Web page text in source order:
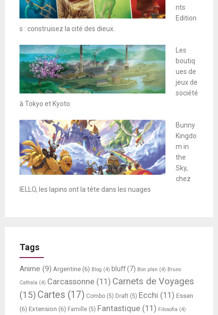
nts
Edition
s : construisez la cité des dieux.
Les
boutiq
ues de
jeux de
société
à Tokyo et Kyoto
Bunny
Kingdo
m in
the
Sky,
chez
IELLO, les lapins ont la tête dans les nuages
Tags
Anime (9) Argentine (6) Blog (4) bluff(7) Bon plan (4) Bruno
Cathala (4) Carcassonne (11) Carnets de Voyages
(15) Cartes (17) Combo (5) Draft (5) Ecchi (11) Essen
(6) Extension (6) Famille (5) Fantastique (11) Filosofia (4)